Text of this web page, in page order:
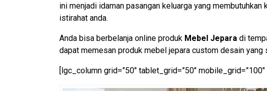
ini menjadi idaman pasangan keluarga yang
istirahat anda.
Anda bisa berbelanja online produk Mebel Jepara di
dapat memesan produk mebel jepara custom desain
[lgc_column grid=”50″ tablet_grid=”50″